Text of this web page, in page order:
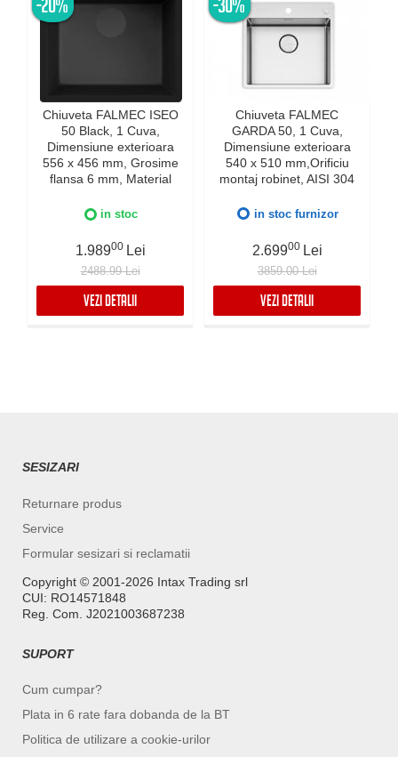
-20%
Chiuveta FALMEC ISEO
50 Black, 1 Cuva,
Dimensiune exterioara
556 x 456 mm, Grosime
flansa 6 mm, Material
Preaplin Perimetral,
blat
in stoc
1.98900 Lei
2488.99 Lei
VEZI DETALII
-30%
Chiuveta FALMEC
GARDA 50, 1 Cuva,
Dimensiune exterioara
540 x 510 mm,Orificiu
montaj robinet, AISI 304
12mm, Supapa de golire
zgomot, Sistem drenaj
FALMEC, Instalare flush
sau pe blat
in stoc furnizor
2.69900 Lei
3859.00 Lei
VEZI DETALII
SESIZARI
Returnare produs
Service
Formular sesizari si reclamatii
Copyright ©️ 2001-2026 Intax Trading srl
CUI: RO14571848
Reg. Com. J2021003687238
SUPORT
Cum cumpar?
Plata in 6 rate fara dobanda de la BT
Politica de utilizare a cookie-urilor